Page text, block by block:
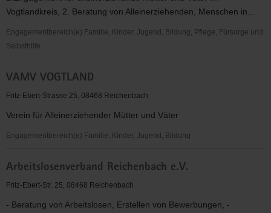
und
Umgebung
e.V.
Vogtlandkreis, 2. Beratung von Alleinerziehenden, Menschen in...
Engagementbereich(e) Familie, Kinder, Jugend, Bildung, Pflege, Fürsorge und
Selbsthilfe
Vogtland
VAMV VOGTLAND
Fritz-Ebert-Strasse 25, 08468 Reichenbach
Verein für Alleinerziehender Mütter und Väter
Engagementbereich(e) Familie, Kinder, Jugend, Bildung
VOGTLAND
Arbeitslosenverband Reichenbach e.V.
Fritz-Ebert-Str. 25, 08468 Reichenbach
- Beratung von Arbeitslosen, Erstellen von Bewerbungen, -